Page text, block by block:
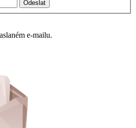
Odeslat
e-mailu.